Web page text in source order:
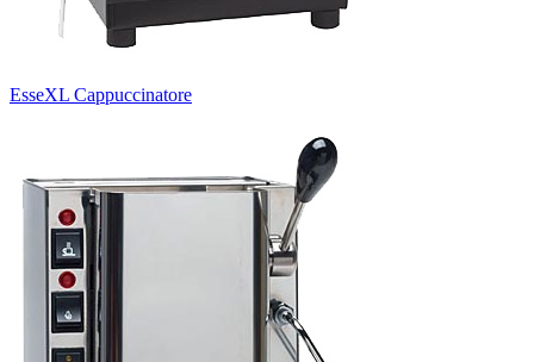
EsseXL Cappuccinatore